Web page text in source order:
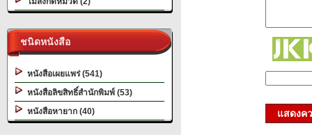
ชนิดหนังสือ
หนังสือเผยแพร่ (541)
หนังสือลิขสิทธิ์สำนักพิมพ์ (53)
หนังสือหายาก (40)
แสดงค